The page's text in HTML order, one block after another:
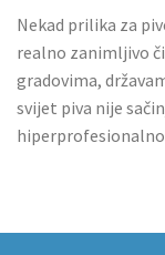
Nekad prilika za
realno zanimljivo
gradovima,
svijet piva nije